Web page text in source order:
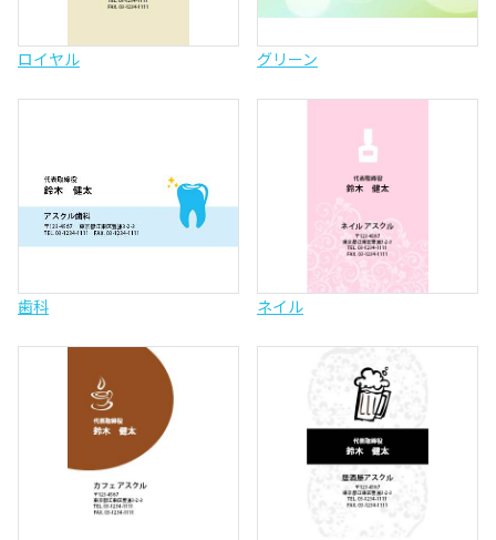
ロイヤル グリーン
歯科 ネイル